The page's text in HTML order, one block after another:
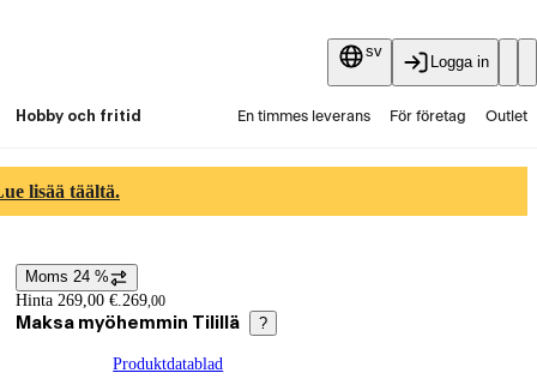
sv
Logga in
Hobby och fritid En timmes leverans För företag Outlet
lisää täältä.
Prisinformation
Moms 24 %
Hinta 269,00 €. 269,00
Maksa myöhemmin Tilillä ?
Produktdatablad